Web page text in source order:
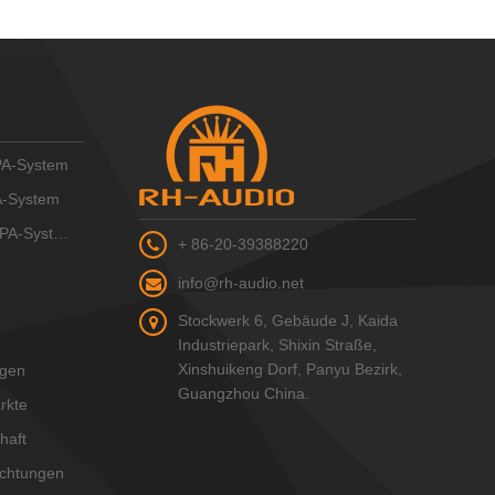
System
System
System
+ 86-20-39388220
info@rh-audio.net
Stockwerk 6, Gebäude J, Kaida
Industriepark, Shixin Straße,
Xinshuikeng Dorf, Panyu Bezirk,
Guangzhou China.